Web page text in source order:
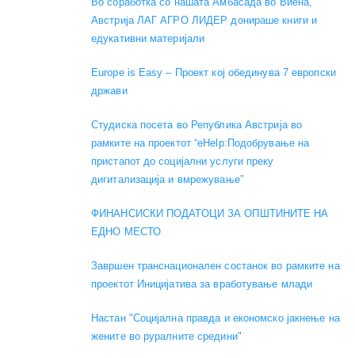
Австрија ЛАГ АГРО ЛИДЕР донираше книги и
едукативни материјали
Europe is Easy – Проект кој обединува 7 европски
држави
Студиска посета во Република Австрија во
рамките на проектот “eHelp:Подобрување на
пристапот до социјални услуги преку
дигитализација и вмрежување”
ФИНАНСИСКИ ПОДАТОЦИ ЗА ОПШТИНИТЕ НА
ЕДНО МЕСТО
Завршен транснационален состанок во рамките на
проектот Иницијатива за вработување млади
Настан "Социјална правда и економско јакнење на
жените во руралните средини"